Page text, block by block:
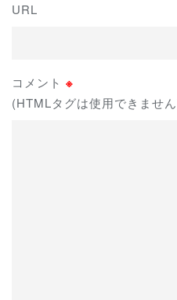
URL
コメント ※
(HTMLタグは使用できませ